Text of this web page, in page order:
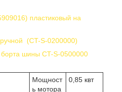
пластиковый на
(CT-S-0200000)
шины CT-S-0500000
Мощност
ь мотора
0,85 квт